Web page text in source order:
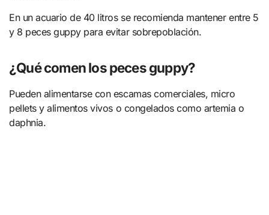
En un acuario de 40 litros se recomienda mantener entre 5
y 8 peces guppy para evitar sobrepoblación.
¿Qué comen los peces guppy?
Pueden alimentarse con escamas comerciales, micro
pellets y alimentos vivos o congelados como artemia o
daphnia.